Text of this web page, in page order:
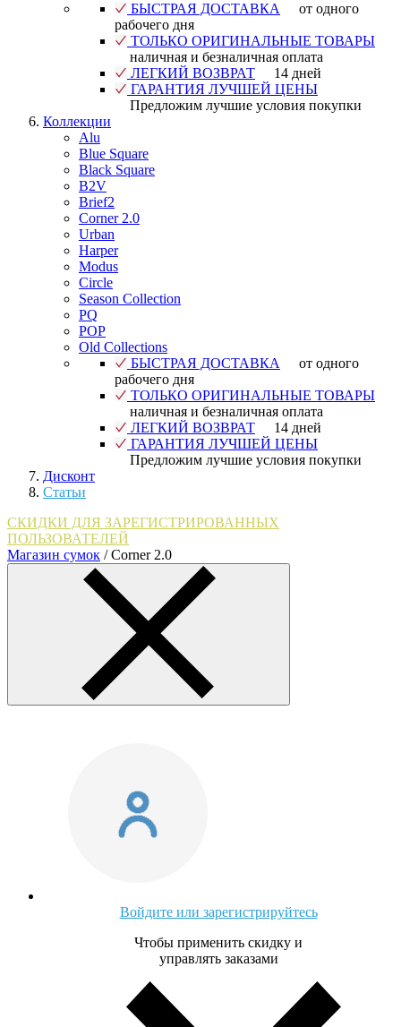
БЫСТРАЯ ДОСТАВКА
от одного
рабочего дня
ТОЛЬКО ОРИГИНАЛЬНЫЕ ТОВАРЫ
наличная и безналичная оплата
ЛЕГКИЙ ВОЗВРАТ
14 дней
ГАРАНТИЯ ЛУЧШЕЙ ЦЕНЫ
Предложим лучшие условия покупки
Коллекции
Alu
Blue Square
Black Square
B2V
Brief2
Corner 2.0
Urban
Harper
Modus
Circle
Season Collection
PQ
POP
Old Collections
БЫСТРАЯ ДОСТАВКА
от одного
рабочего дня
ТОЛЬКО ОРИГИНАЛЬНЫЕ ТОВАРЫ
наличная и безналичная оплата
ЛЕГКИЙ ВОЗВРАТ
14 дней
ГАРАНТИЯ ЛУЧШЕЙ ЦЕНЫ
Предложим лучшие условия покупки
Дисконт
Статьи
СКИДКИ ДЛЯ ЗАРЕГИСТРИРОВАННЫХ
ПОЛЬЗОВАТЕЛЕЙ
Магазин сумок /Corner 2.0
Войдите или зарегистрируйтесь
Чтобы применить скидку и
управлять заказами